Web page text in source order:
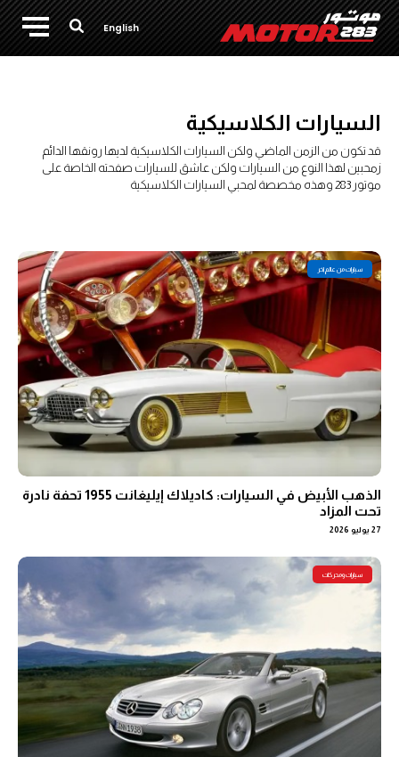
English
السيارات الكلاسيكية
قد تكون من الزمن الماضي ولكن السيارات الكلاسيكية لديها رونقها الدائم
زمحبين لهذا النوع من السيارات ولكن عاشق للسيارات صفحته الخاصة على
موتور 283 وهذه مخصصة لمحبي السيارات الكلاسيكية
سيارات من عالم اخر
الذهب الأبيض في السيارات: كاديلاك إيليغانت 1955 تحفة نادرة
تحت المزاد
27 يوليو 2026
سيارات ومحركات